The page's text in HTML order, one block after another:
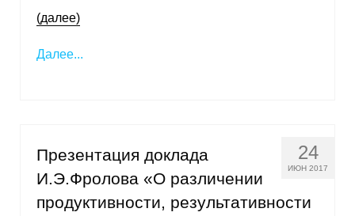
(далее)
Далее...
24
ИЮН 2017
Презентация доклада
И.Э.Фролова «О различении
продуктивности, результативности